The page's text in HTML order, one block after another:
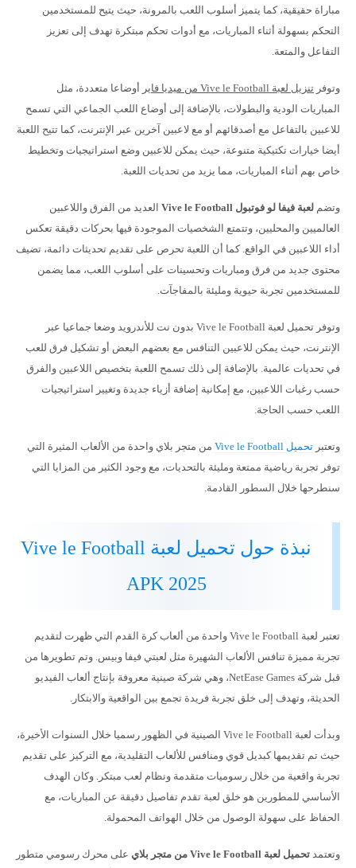
مباراة حقيقية، كما يتميز أسلوب اللعب بالمرونة، حيث يتيح للمستخدمين
التحكم بسهولة أثناء المباريات، مع أدوات تحكم مبتكرة تهدف إلى تعزيز
التفاعل والمتعة.
وتوفر تنزيل لعبة Vive le Football من ميديا فاير
أوضاعا متعددة، مثل
المباريات الودية والبطولات، بالإضافة إلى أوضاع اللعب الجماعي التي تسمح
للاعبين بالتفاعل مع أصدقائهم أو مع لاعبين آخرين عبر الإنترنت، كما تتيح اللعبة
أيضا خيارات تكتيكية متنوعة، حيث يمكن للاعبين وضع استراتيجيات وتخطيط
خاص بهم أثناء المباريات، مما يزيد من تحديات اللعبة.
وتضم لعبة فيفا لو فوتبول Vive le Football
العديد من الفرق واللاعبين
العالميين والمحليين، وتتمتع الشخصيات الموجودة فيها بحركات دقيقة تعكس
أداء اللاعبين في الواقع. كما أن اللعبة تحرص على تقديم تحديثات دائمة، تضيف
محتوى جديد من فرق ومباريات وتحسينات على أسلوب اللعب، مما يضمن
للمستخدمين تجربة حيوية ومليئة بالمفاجآت.
وتوفر تحميل لعبة Vive le Football بدون نت للأندرويد وضعا جماعيا عبر
الإنترنت، حيث يمكن للاعبين التنافس مع بعضهم البعض أو تشكيل فرق للعب
في تحديات عالمية. بالإضافة إلى ذلك تسمح اللعبة بتخصيص اللاعبين والفرق
حسب رغبات اللاعبين، مع إمكانية إضافة أزياء جديدة وتغيير استراتيجيات
اللعب حسب الحاجة.
وتعتبر تحميل Vive le Football
من متجر بلاي واحدة من الألعاب المثيرة التي
توفر تجربة رياضية ممتعة ومليئة بالتحديات، مع وجود الكثير من المزايا التي
سنطرحها خلال السطور القادمة.
نبذة حول تحميل لعبة Vive le Football
APK 2025
تعتبر لعبة Vive le Football واحدة من ألعاب كرة القدم التي ظهرت لتقديم
تجربة مميزة تنافس الألعاب الشهيرة مثل لعبتي فيفا وبيس. وتم تطويرها من
قبل شركة NetEase Games، وهي شركة صينية معروفة بإنتاج ألعاب الفيديو
الحديثة، وتهدف إلى خلق تجربة فريدة تجمع بين الواقعية والابتكار.
وبدأت لعبة Vive le Football الصينية في الظهور رسميا خلال السنوات الأخيرة،
حيث تم تقديمها كبديل قوي ومنافس للألعاب التقليدية، مع التركيز على تقديم
تجربة واقعية من خلال رسوميات متقدمة ونظام لعب مبتكر. وكان الهدف
الأساسي للمطورين هو خلق لعبة تقدم تفاصيل دقيقة عن المباريات، مع
الحفاظ على سهولة الوصول من خلال الهواتف المحمولة.
وتعتمد تحميل لعبة Vive le Football من متجر بلاي
على محرك رسومي متطور